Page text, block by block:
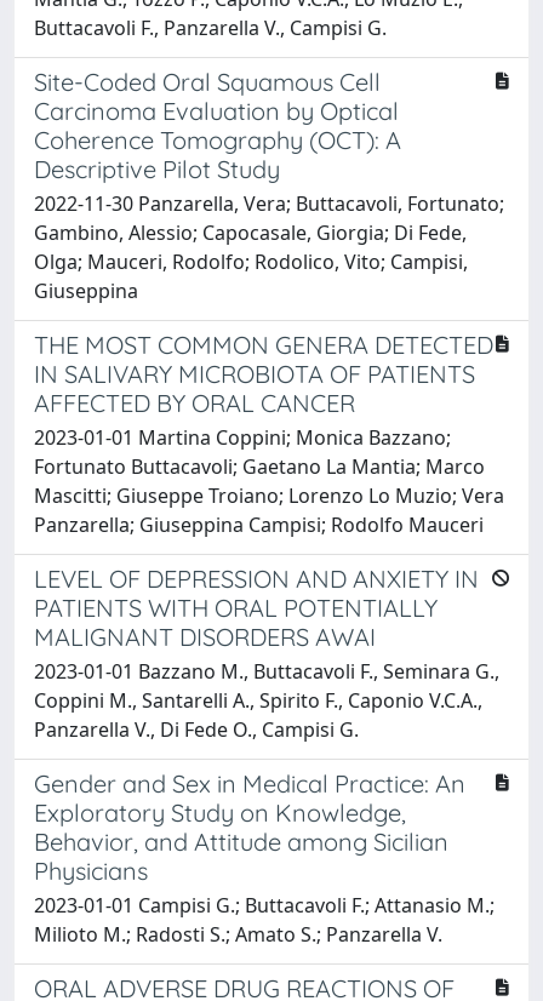
Buttacavoli F., Panzarella V., Campisi G.
Site-Coded Oral Squamous Cell
Carcinoma Evaluation by Optical
Coherence Tomography (OCT): A
Descriptive Pilot Study
2022-11-30 Panzarella, Vera; Buttacavoli, Fortunato;
Gambino, Alessio; Capocasale, Giorgia; Di Fede,
Olga; Mauceri, Rodolfo; Rodolico, Vito; Campisi,
Giuseppina
THE MOST COMMON GENERA DETECTED
IN SALIVARY MICROBIOTA OF PATIENTS
AFFECTED BY ORAL CANCER
2023-01-01 Martina Coppini; Monica Bazzano;
Fortunato Buttacavoli; Gaetano La Mantia; Marco
Mascitti; Giuseppe Troiano; Lorenzo Lo Muzio; Vera
Panzarella; Giuseppina Campisi; Rodolfo Mauceri
LEVEL OF DEPRESSION AND ANXIETY IN
PATIENTS WITH ORAL POTENTIALLY
MALIGNANT DISORDERS AWAI
2023-01-01 Bazzano M., Buttacavoli F., Seminara G.,
Coppini M., Santarelli A., Spirito F., Caponio V.C.A.,
Panzarella V., Di Fede O., Campisi G.
Gender and Sex in Medical Practice: An
Exploratory Study on Knowledge,
Behavior, and Attitude among Sicilian
Physicians
2023-01-01 Campisi G.; Buttacavoli F.; Attanasio M.;
Milioto M.; Radosti S.; Amato S.; Panzarella V.
ORAL ADVERSE DRUG REACTIONS OF